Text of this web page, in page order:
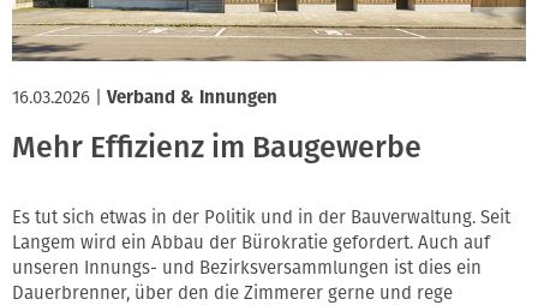
16.03.2026 Verband & Innungen
Mehr Effizienz im Baugewerbe
Es tut sich etwas in der Politik und in der Bauverwaltung. Seit
Langem wird ein Abbau der Bürokratie gefordert. Auch auf
unseren Innungs- und Bezirksversammlungen ist dies ein
Dauerbrenner, über den die Zimmerer gerne und rege